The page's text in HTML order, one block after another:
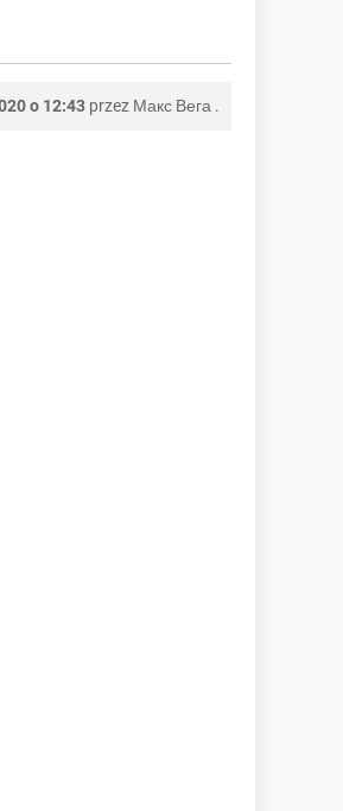
o 12:43 przez Макс Вега .